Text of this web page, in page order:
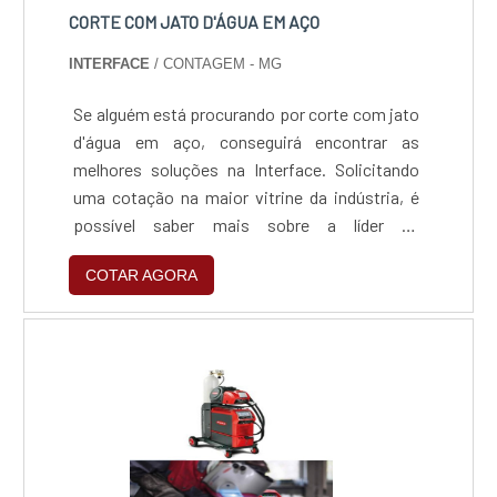
CORTE COM JATO D'ÁGUA EM AÇO
INTERFACE / CONTAGEM - MG
Se alguém está procurando por corte com jato
d'água em aço, conseguirá encontrar as
melhores soluções na Interface. Solicitando
uma cotação na maior vitrine da indústria, é
possível saber mais sobre a líder de
mercado.Sim, o lugar é aqui! Quando o desejo é
por corte com jato d'água em aço, é
fundamental contar com a equipe de
cada necessidade do cliente.MAIS SOBRE
CORTE COM JATO D'ÁGUA EM AÇOA Interface
foca sua estratégia em oferecer aos parceiros
uma estrutura com escritório de alta qualidade
COTAR AGORA